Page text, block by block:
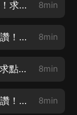
005 第一次直播結束|新書上架！求點讚！訂閱！+關注呦！愛你！隨時加更呦！ 8min
006 三國名將|新書上架！求點讚！訂閱！+關注呦！愛你！隨時加更呦！ 8min
007 子脩你怎麼看|新書上架！求點讚！訂閱！+關注呦！愛你！隨時加更呦！ 8min
008 十勝十敗|新書上架！求點讚！訂閱！+關注呦！愛你！隨時加更呦！ 8min